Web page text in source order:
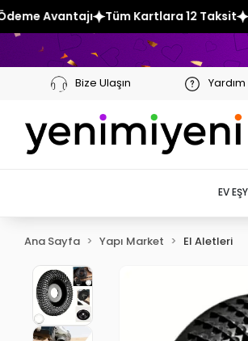
Kartlara 12 Taksit Kapıda Ödeme
Bize Ulaşın Yardım
EV
Ana Sayfa Yapı Market El Aletleri